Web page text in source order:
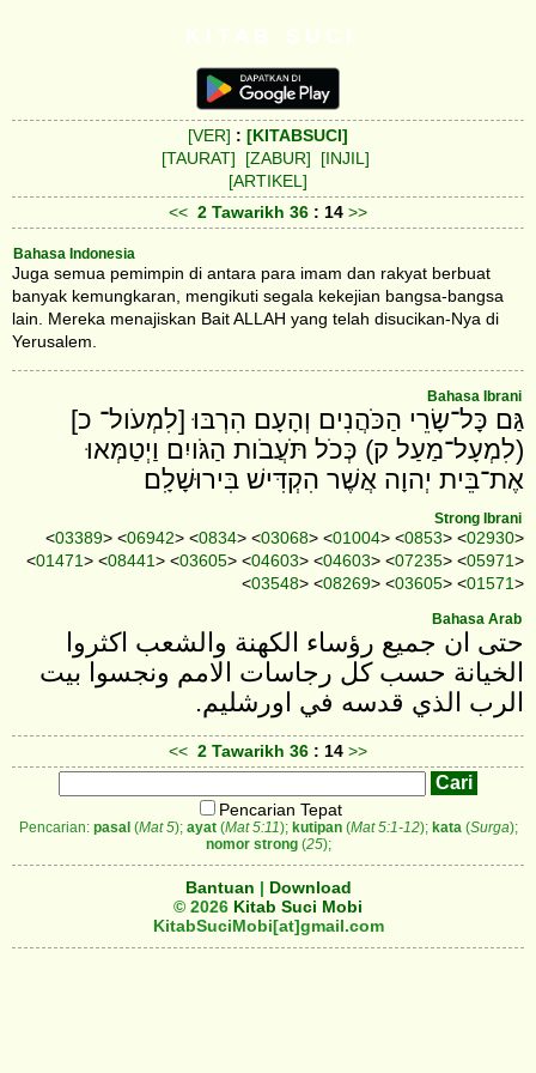
[VER] : [KITABSUCI]
[TAURAT]
[ZABUR]
[INJIL]
[ARTIKEL]
<< 2 Tawarikh 36 : 14 >>
Bahasa Indonesia
Juga semua pemimpin di antara para imam dan rakyat berbuat
banyak kemungkaran, mengikuti segala kekejian bangsa-bangsa
lain. Mereka menajiskan Bait ALLAH yang telah disucikan-Nya di
Yerusalem.
Bahasa Ibrani
גַּם כָּל־שָׂרֵי הַכֹּהֲנִים וְהָעָם הִרְבּוּ [לִמְעֹול־ כ]
(לִמְעָל־מַעַל ק) כְּכֹל תֹּעֲבֹות הַגֹּויִם וַיְטַמְּאוּ
אֶת־בֵּית יְהוָה אֲשֶׁר הִקְדִּישׁ בִּירוּשָׁלִָם׃
Strong Ibrani
<03389> <06942> <0834> <03068> <01004> <0853> <02930>
<01471> <08441> <03605> <04603> <04603> <07235> <05971>
<03548> <08269> <03605> <01571>
Bahasa Arab
حتى ان جميع رؤساء الكهنة والشعب اكثروا
الخيانة حسب كل رجاسات الامم ونجسوا بيت
الرب الذي قدسه في اورشليم.
<< 2 Tawarikh 36 : 14 >>
Pencarian Tepat
Pencarian: pasal(Mat 5); ayat(Mat 5:11); kutipan(Mat 5:1-12); kata (Surga);
nomor strong(25);
Bantuan | Download
© 2026 Kitab Suci Mobi
KitabSuciMobi[at]gmail.com